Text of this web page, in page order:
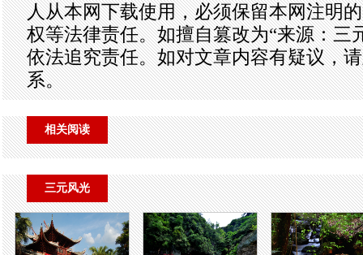
人从本网下载使用，必须保留本网注明
权等法律责任。如擅自篡改为“来源：三
依法追究责任。如对文章内容有疑议，
系。
相关阅读
三元风光